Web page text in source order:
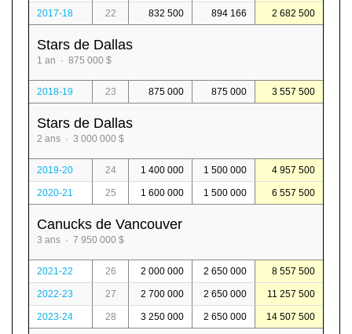
2017-18 22 832 500 894 166 2 682 500
Stars de Dallas
1 an · 875 000 $
2018-19 23 875 000 875 000 3 557 500
Stars de Dallas
2 ans · 3 000 000 $
2019-20 24 1 400 000 1 500 000 4 957 500
2020-21 25 1 600 000 1 500 000 6 557 500
Canucks de Vancouver
3 ans · 7 950 000 $
2021-22 26 2 000 000 2 650 000 8 557 500
2022-23 27 2 700 000 2 650 000 11 257 500
2023-24 28 3 250 000 2 650 000 14 507 500